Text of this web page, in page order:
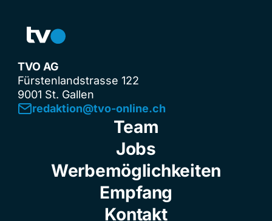
TVO AG
Fürstenlandstrasse 122
9001 St. Gallen
redaktion@tvo-online.ch
Team
Jobs
Werbemöglichkeiten
Empfang
Kontakt